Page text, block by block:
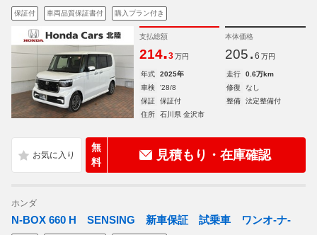
保証付 車両品質保証書付 購入プラン付き
支払総額
214.3 万円
本体価格
205. 6 万円
年式 2025年 走行
0.6万km
車検
'28/8 修復
なし
保証
保証付 整備
法定整備付
住所
石川県 金沢市
無
料
見積もり・在庫確認
ホンダ
N-BOX 660 H SENSING 新車保証 試乗車 ワンオ-ナ-